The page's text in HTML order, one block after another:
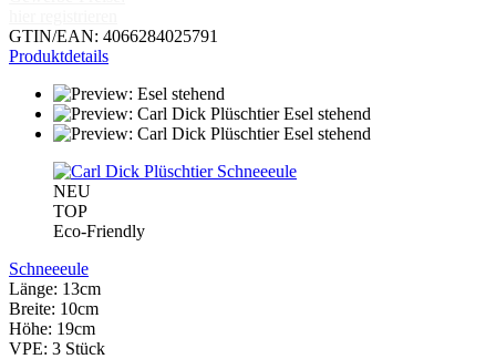
GTIN/EAN: 4066284025791
Produktdetails
NEU
TOP
Eco-Friendly
Schneeeule
Länge: 13cm
Breite: 10cm
Höhe: 19cm
VPE: 3 Stück